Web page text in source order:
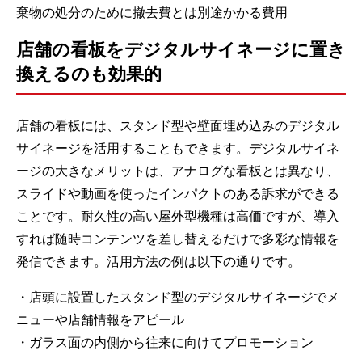
棄物の処分のために撤去費とは別途かかる費用
店舗の看板をデジタルサイネージに置き
換えるのも効果的
店舗の看板には、スタンド型や壁面埋め込みのデジタル
サイネージを活用することもできます。デジタルサイネ
ージの大きなメリットは、アナログな看板とは異なり、
スライドや動画を使ったインパクトのある訴求ができる
ことです。耐久性の高い屋外型機種は高価ですが、導入
すれば随時コンテンツを差し替えるだけで多彩な情報を
発信できます。活用方法の例は以下の通りです。
・店頭に設置したスタンド型のデジタルサイネージでメ
ニューや店舗情報をアピール
・ガラス面の内側から往来に向けてプロモーション